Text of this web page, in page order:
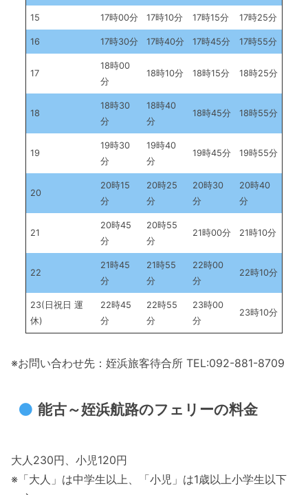
15 17時00分 17時10分 17時15分 17時25分
16 17時30分 17時40分 17時45分 17時55分
17
18時00
分
18時10分 18時15分 18時25分
18
18時30
分
18時40
分
18時45分 18時55分
19
19時30
分
19時40
分
19時45分 19時55分
20
20時15
分
20時25
分
20時30
分
20時40
分
21
20時45
分
20時55
分
21時00分 21時10分
22
21時45
分
21時55
分
22時00
分
22時10分
23(日祝日 運
休)
22時45
分
22時55
分
23時00
分
23時10分
※お問い合わせ先：姪浜旅客待合所 TEL:092-881-8709
能古～姪浜航路のフェリーの料金
大人230円、小児120円
※「大人」は中学生以上、「小児」は1歳以上小学生以下